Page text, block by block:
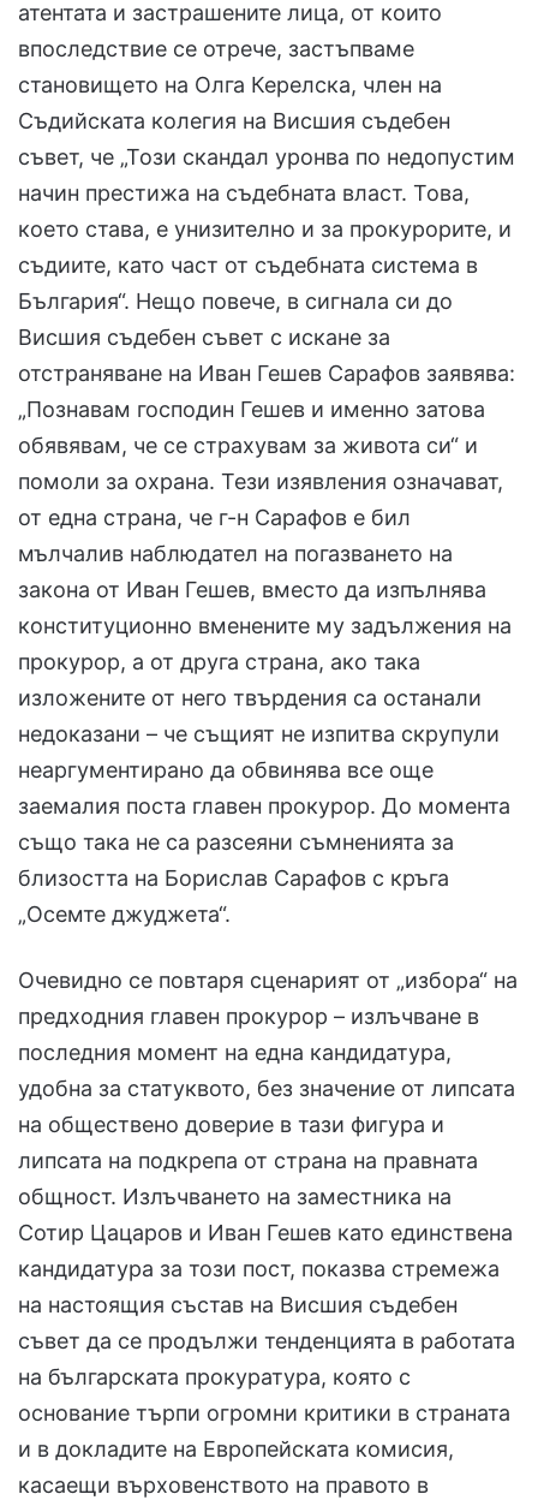
атентата и застрашените лица, от които
впоследствие се отрече, застъпваме
становището на Олга Керелска, член на
Съдийската колегия на Висшия съдебен
съвет, че „Този скандал уронва по недопустим
начин престижа на съдебната власт. Това,
което става, е унизително и за прокурорите, и
съдиите, като част от съдебната система в
България“. Нещо повече, в сигнала си до
Висшия съдебен съвет с искане за
отстраняване на Иван Гешев Сарафов заявява:
„Познавам господин Гешев и именно затова
обявявам, че се страхувам за живота си“ и
помоли за охрана. Тези изявления означават,
от една страна, че г-н Сарафов е бил
мълчалив наблюдател на погазването на
закона от Иван Гешев, вместо да изпълнява
конституционно вменените му задължения на
прокурор, а от друга страна, ако така
изложените от него твърдения са останали
недоказани – че същият не изпитва скрупули
неаргументирано да обвинява все още
заемалия поста главен прокурор. До момента
също така не са разсеяни съмненията за
близостта на Борислав Сарафов с кръга
„Осемте джуджета“.
Очевидно се повтаря сценарият от „избора“ на
предходния главен прокурор – излъчване в
последния момент на една кандидатура,
удобна за статуквото, без значение от липсата
на обществено доверие в тази фигура и
липсата на подкрепа от страна на правната
общност. Излъчването на заместника на
Сотир Цацаров и Иван Гешев като единствена
кандидатура за този пост, показва стремежа
на настоящия състав на Висшия съдебен
съвет да се продължи тенденцията в работата
на българската прокуратура, която с
основание търпи огромни критики в страната
и в докладите на Европейската комисия,
касаещи върховенството на правото в